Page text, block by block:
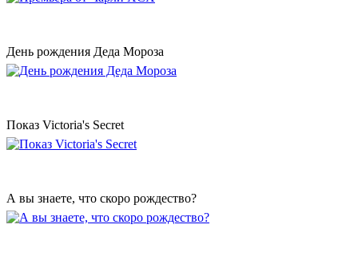
День рождения Деда Мороза
Показ Victoria's Secret
А вы знаете, что скоро рождество?